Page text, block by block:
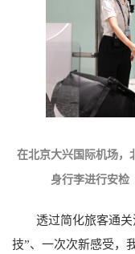
在北京大兴国际机场，
身行李进行安检
透过简化旅客通
技”、一次次新感受，